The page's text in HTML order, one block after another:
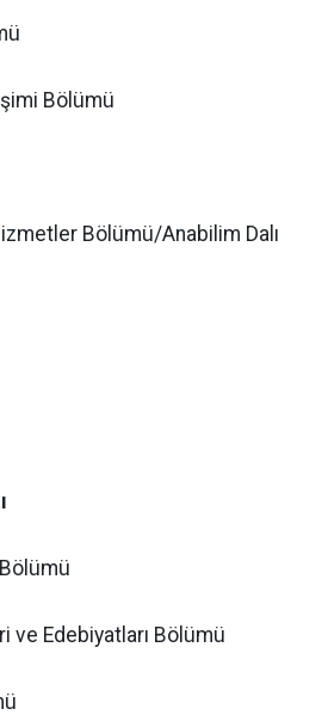
Bölümü
Bölümü/Anabilim Dalı
ve Edebiyatları Bölümü